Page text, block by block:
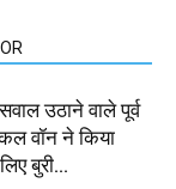
उठाने वाले पूर्व
वॉन ने किया
बुरी...